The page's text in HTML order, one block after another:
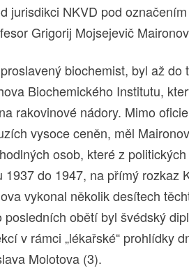
jurisdikci NKVD pod
Grigorij Mojsejevič
biochemist, byl až
Biochemického Institutu,
rakovinové nádory. Mimo
vysoce ceněn, měl
osob, které z
1937 do 1947, na přímý rozkaz
vykonal několik desítech
posledních obětí byl švédský
v rámci „lékařské“ prohlídky
Molotova (3).